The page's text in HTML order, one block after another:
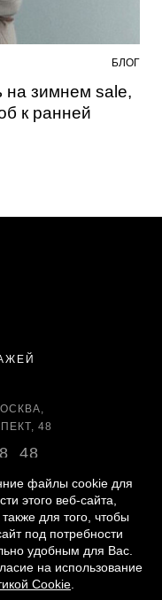
БЛОГ
на зимнем sale,
к ранней
48
48
22:00
ГОДА»
файлы cookie для
этого веб-сайта,
для того, чтобы
под потребности
удобным для Вас.
на использование
Cookie